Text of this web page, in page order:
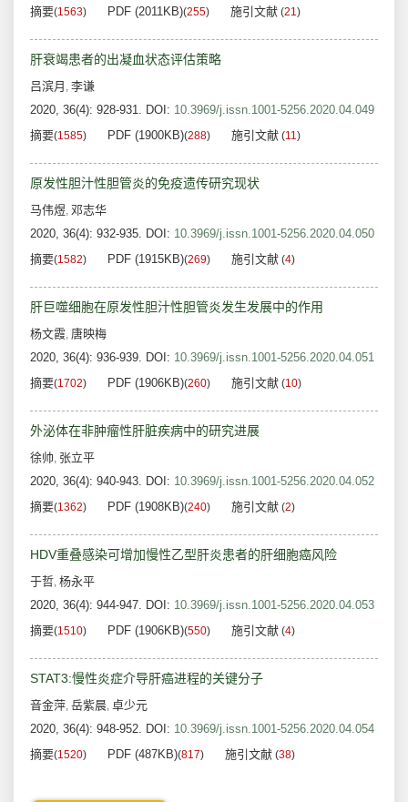
摘要(1563) PDF (2011KB)(255) 施引文献 (21)
肝衰竭患者的出凝血状态评估策略
吕滨月 , 李谦
2020, 36(4): 928-931. DOI: 10.3969/j.issn.1001-5256.2020.04.049
摘要(1585) PDF (1900KB)(288) 施引文献 (11)
原发性胆汁性胆管炎的免疫遗传研究现状
马伟煜, 邓志华
2020, 36(4): 932-935. DOI: 10.3969/j.issn.1001-5256.2020.04.050
摘要(1582) PDF (1915KB)(269) 施引文献 (4)
肝巨噬细胞在原发性胆汁性胆管炎发生发展中的作用
杨文霞, 唐映梅
2020, 36(4): 936-939. DOI: 10.3969/j.issn.1001-5256.2020.04.051
摘要(1702) PDF (1906KB)(260) 施引文献 (10)
外泌体在非肿瘤性肝脏疾病中的研究进展
徐帅, 张立平
2020, 36(4): 940-943. DOI: 10.3969/j.issn.1001-5256.2020.04.052
摘要(1362) PDF (1908KB)(240) 施引文献 (2)
HDV重叠感染可增加慢性乙型肝炎患者的肝细胞癌风险
于哲, 杨永平
2020, 36(4): 944-947. DOI: 10.3969/j.issn.1001-5256.2020.04.053
摘要(1510) PDF (1906KB)(550) 施引文献 (4)
STAT3:慢性炎症介导肝癌进程的关键分子
音金萍, 岳紫晨, 卓少元
2020, 36(4): 948-952. DOI: 10.3969/j.issn.1001-5256.2020.04.054
摘要(1520) PDF (487KB)(817) 施引文献 (38)